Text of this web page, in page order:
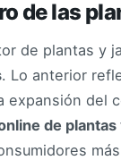
de las
de plantas y
. Lo anterior
expansión del
de